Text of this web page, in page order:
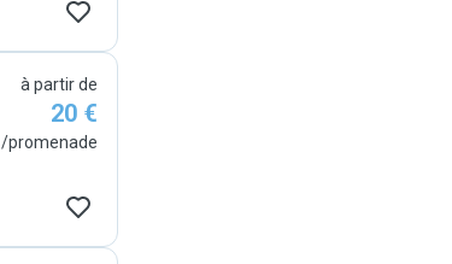
à partir de
20 €
/promenade